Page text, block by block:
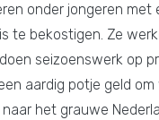
onder jongeren met
te bekostigen. Ze
seizoenswerk op
aardig potje geld
het grauwe